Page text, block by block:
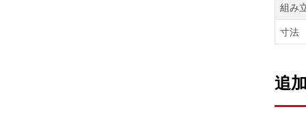
組み
寸法
追